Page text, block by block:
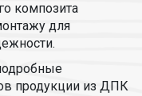
композита
для
продукции из ДПК